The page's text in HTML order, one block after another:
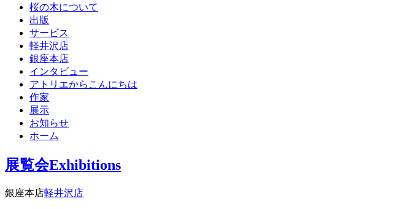
桜の木について
出版
サービス
軽井沢店
銀座本店
インタビュー
アトリエからこんにちは
作家
展示
お知らせ
ホーム
展覧会Exhibitions
銀座本店軽井沢店